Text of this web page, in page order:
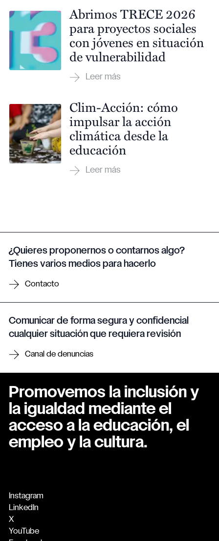
Abrimos TRECE 2026
para proyectos sociales
con jóvenes en situación
de vulnerabilidad
Clim-Acción: cómo
impulsar la acción
climática desde la
educación
¿Quieres proponernos o contarnos algo?
Tienes varios medios para hacerlo
Contacto
Comunicar de forma segura y confidencial
cualquier situación que requiera revisión
Canal de denuncias
Promovemos la inclusión y
la igualdad mediante el
acceso a la educación, el
empleo y la cultura.
Instagram
LinkedIn
X
YouTube